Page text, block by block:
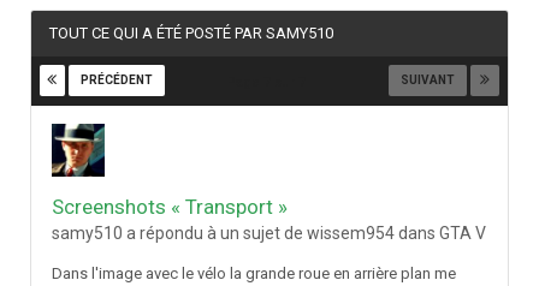
TOUT CE QUI A ÉTÉ POSTÉ PAR SAMY510
PRÉCÉDENT SUIVANT
Screenshots « Transport »
samy510 a répondu à un sujet de wissem954 dans GTA V
Dans l'image avec le vélo la grande roue en arrière plan me